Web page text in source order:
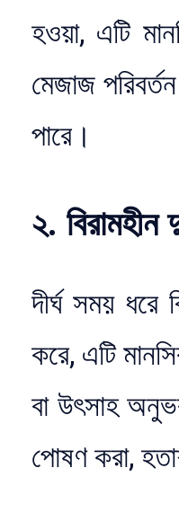
হওয়া, এটি
মেজাজ
পারে।
২. বিরামহীন
দীর্ঘ সময় ধরে
করে, এটি
বা উৎসাহ
পোষণ করা,